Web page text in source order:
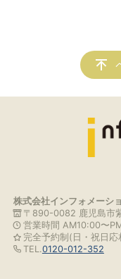
株式会社インフォメーシ
〒890-0082 鹿児島市
営業時間 AM10:00〜
完全予約制(日・祝日応
TEL.0120-012-352